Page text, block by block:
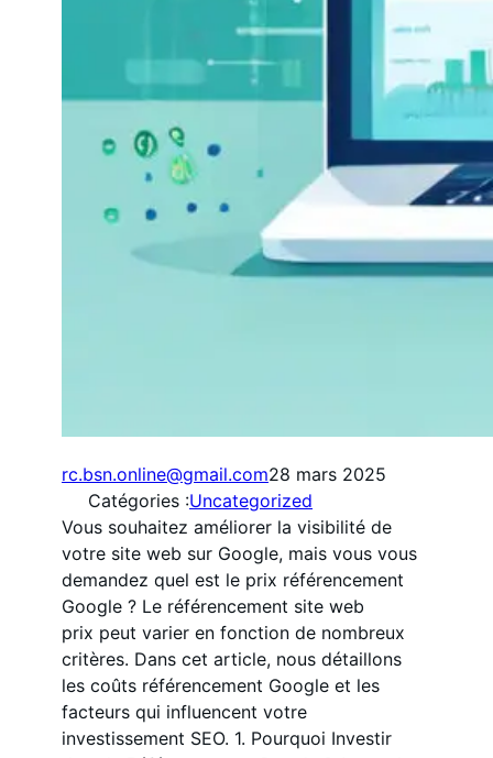
rc.bsn.online@gmail.com28 mars 2025
Catégories :Uncategorized
Vous souhaitez améliorer la visibilité de
votre site web sur Google, mais vous vous
demandez quel est le prix référencement
Google ? Le référencement site web
prix peut varier en fonction de nombreux
critères. Dans cet article, nous détaillons
les coûts référencement Google et les
facteurs qui influencent votre
investissement SEO. 1. Pourquoi Investir